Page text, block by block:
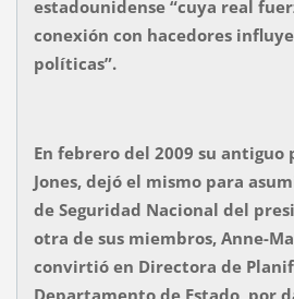
estadounidense “cuya real
conexión con hacedores
políticas”.
En febrero del 2009 su antiguo
Jones, dejó el mismo para
de Seguridad Nacional del
otra de sus miembros, Anne-
convirtió en Directora de